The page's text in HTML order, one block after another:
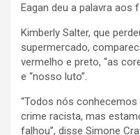
Eagan deu a palavra aos
Kimberly Salter, que
supermercado,
vermelho e preto, “as
e “nosso luto”.
“Todos nós
crime racista, mas
falhou”, disse Simone